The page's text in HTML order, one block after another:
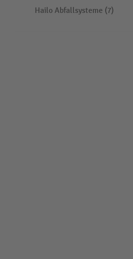
Hailo Abfallsysteme (7)